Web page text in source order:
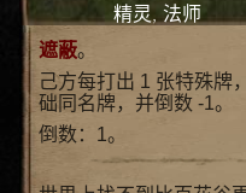
精灵, 法师
遮蔽。
己方每打出 1 张特殊牌
础同名牌，并倒数 -1。
倒数：1。